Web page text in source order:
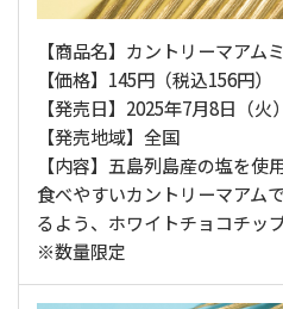
【商品名】カントリーマア
【価格】145円（税込156円）
【発売日】2025年7月8日（火）
【発売地域】全国
【内容】五島列島産の塩を使
食べやすいカントリーマアム
るよう、ホワイトチョコチッ
※数量限定